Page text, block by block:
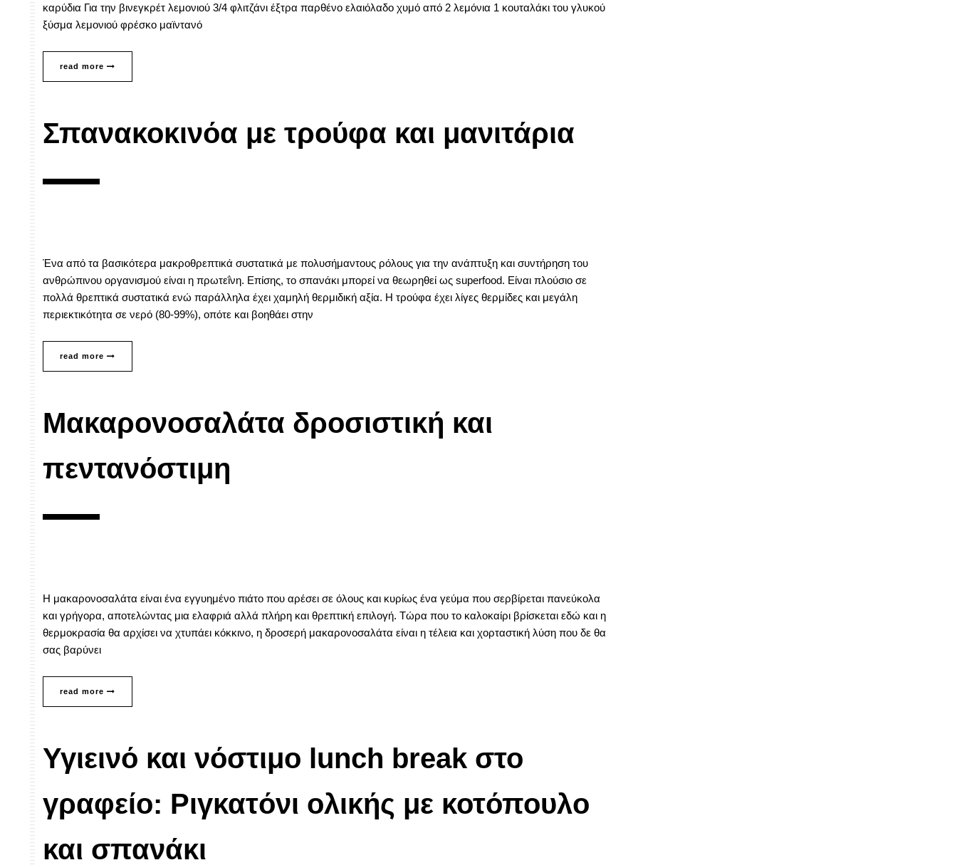
καρύδια Για την βινεγκρέτ λεμονιού 3/4 φλιτζάνι έξτρα παρθένο ελαιόλαδο χυμό από 2 λεμόνια 1 κουταλάκι του γλυκού
ξύσμα λεμονιού φρέσκο μαϊντανό
read more
Σπανακοκινόα με τρούφα και μανιτάρια
Ένα από τα βασικότερα μακροθρεπτικά συστατικά με πολυσήμαντους ρόλους για την ανάπτυξη και συντήρηση του
ανθρώπινου οργανισμού είναι η πρωτεΐνη. Επίσης, το σπανάκι μπορεί να θεωρηθεί ως superfood. Είναι πλούσιο σε
πολλά θρεπτικά συστατικά ενώ παράλληλα έχει χαμηλή θερμιδική αξία. Η τρούφα έχει λίγες θερμίδες και μεγάλη
περιεκτικότητα σε νερό (80-99%), οπότε και βοηθάει στην
read more
Μακαρονοσαλάτα δροσιστική και
πεντανόστιμη
Η μακαρονοσαλάτα είναι ένα εγγυημένο πιάτο που αρέσει σε όλους και κυρίως ένα γεύμα που σερβίρεται πανεύκολα
και γρήγορα, αποτελώντας μια ελαφριά αλλά πλήρη και θρεπτική επιλογή. Τώρα που το καλοκαίρι βρίσκεται εδώ και η
θερμοκρασία θα αρχίσει να χτυπάει κόκκινο, η δροσερή μακαρονοσαλάτα είναι η τέλεια και χορταστική λύση που δε θα
σας βαρύνει
read more
Υγιεινό και νόστιμο lunch break στο
γραφείο: Ριγκατόνι ολικής με κοτόπουλο
και σπανάκι